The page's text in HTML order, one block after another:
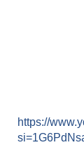
https://